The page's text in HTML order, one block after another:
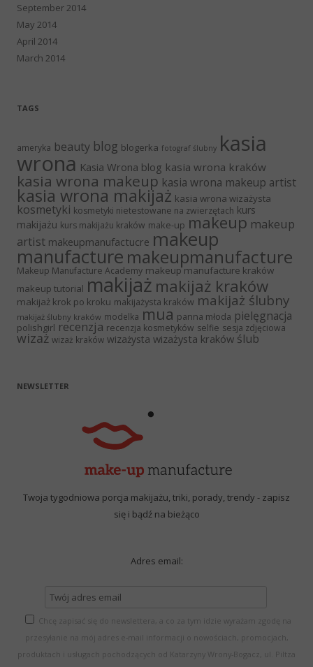
September 2014
May 2014
April 2014
March 2014
TAGS
ameryka beauty blog blogerka fotograf ślubny kasia
wrona Kasia Wrona blog kasia wrona kraków
kasia wrona makeup kasia wrona makeup artist
kasia wrona makijaż kasia wrona wizażysta
kosmetyki kosmetyki nietestowane na zwierzętach kurs
makijażu kurs makijażu kraków make-up makeup makeup
artist makeupmanufactucre makeup
manufacture makeupmanufacture
Makeup Manufacture Academy makeup manufacture kraków
makeup tutorial makijaż makijaż kraków
makijaż krok po kroku makijażysta kraków makijaż ślubny
makijaż ślubny kraków modelka mua panna młoda pielęgnacja
polishgirl recenzja recenzja kosmetyków selfie sesja zdjęciowa
wizaż wizaż kraków wizażysta wizażysta kraków ślub
NEWSLETTER
Twoja tygodniowa porcja makijażu, triki, porady, trendy - zapisz
się i bądź na bieżąco
Adres email:
Chcę zapisać się do newslettera, a co za tym idzie wyrażam zgodę na
przesyłanie na mój adres e-mail informacji o nowościach, promocjach,
produktach i usługach pochodzących od Katarzyny Wrony-Bogacz, ul. Piltza